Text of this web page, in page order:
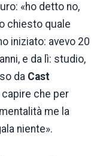
«ho detto no,
chiesto quale
iniziato: avevo 20
e da lì: studio,
da Cast
capire che per
me la
niente».